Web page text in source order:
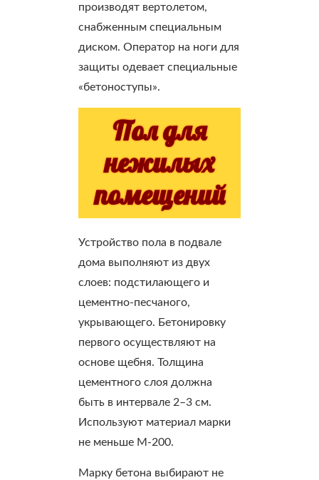
производят вертолетом,
снабженным специальным
диском. Оператор на ноги для
защиты одевает специальные
«бетоноступы».
Пол для
нежилых
помещений
Устройство пола в подвале
дома выполняют из двух
слоев: подстилающего и
цементно-песчаного,
укрывающего. Бетонировку
первого осуществляют на
основе щебня. Толщина
цементного слоя должна
быть в интервале 2–3 см.
Используют материал марки
не меньше М-200.
Марку бетона выбирают не